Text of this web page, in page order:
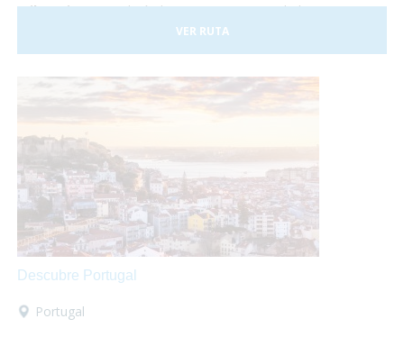
milenariaque todavía hoy persiste en sus habitantes. En
Japón todo funciona a la perfección, se trata de un país
relativamente pequeño para la cantidad de gente que lo
otras grandes ciudades del mundo. ¡Sí que si lo que buscas
satisfacer todas tus necesidades
el material y la información que requieras para hacer
que estas vacaciones sean las mejores que puedas
tener! Así que escápate a conocer Japón y, ¡Sólo disfruta!
VER RUTA
Descubre Portugal
Portugal